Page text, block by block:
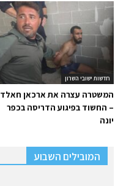
חדשות ישובי השרון
המשטרה עצרה את ארכאן חאלד
– החשוד בפיגוע הדריסה בכפר
יונה
המובילים השבוע